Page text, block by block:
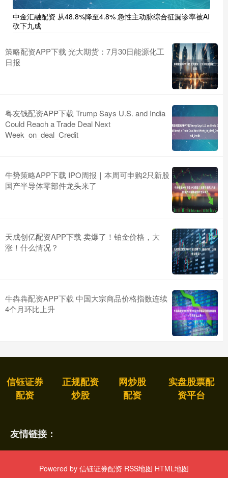
中金汇融配资 从48.8%降至4.8% 急性主动脉综合征漏诊率被AI
砍下九成
策略配资APP下载 光大期货：7月30日能源化工
日报
粤友钱配资APP下载 Trump Says U.S. and India
Could Reach a Trade Deal Next
Week_on_deal_Credit
牛势策略APP下载 IPO周报｜本周可申购2只新股
国产半导体零部件龙头来了
天成创亿配资APP下载 卖爆了！铂金价格，大
涨！什么情况？
牛犇犇配资APP下载 中国大宗商品价格指数连续
4个月环比上升
信钰证券
配资
正规配资
炒股
网炒股
配资
实盘股票配
资平台
友情链接：
Powered by 信钰证券配资 RSS地图 HTML地图